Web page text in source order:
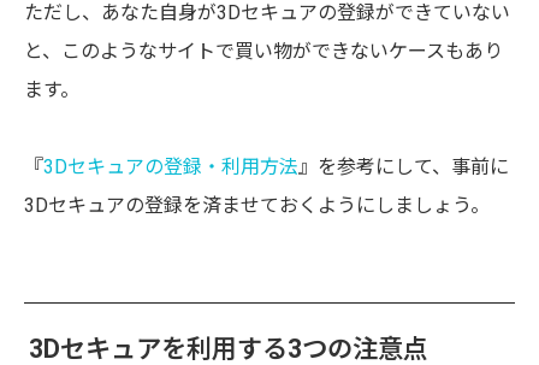
ただし、あなた自身が3Dセキュアの登録ができていない
と、このようなサイトで買い物ができないケースもあり
ます。
『3Dセキュアの登録・利用方法』を参考にして、事前に
3Dセキュアの登録を済ませておくようにしましょう。
3Dセキュアを利用する3つの注意点